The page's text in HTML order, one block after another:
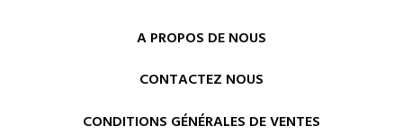
A PROPOS DE NOUS
CONTACTEZ NOUS
CONDITIONS GÉNÉRALES DE VENTES